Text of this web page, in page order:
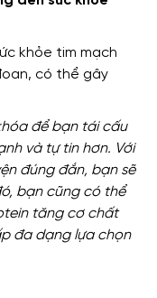
khỏe tim mạch
có thể gây
để bạn tái cấu
và tự tin hơn. Với
đúng đắn, bạn sẽ
bạn cũng có thể
tăng cơ chất
đa dạng lựa chọn